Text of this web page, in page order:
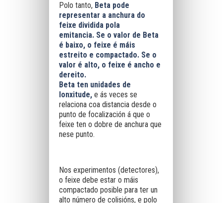
Polo tanto, Beta pode
representar a anchura do
feixe dividida pola
emitancia. Se o valor de Beta
é baixo, o feixe é máis
estreito e compactado. Se o
valor é alto, o feixe é ancho e
dereito.
Beta ten unidades de
lonxitude, e ás veces se
relaciona coa distancia desde o
punto de focalización á que o
feixe ten o dobre de anchura que
nese punto.
Nos experimentos (detectores),
o feixe debe estar o máis
compactado posible para ter un
alto número de colisións, e polo